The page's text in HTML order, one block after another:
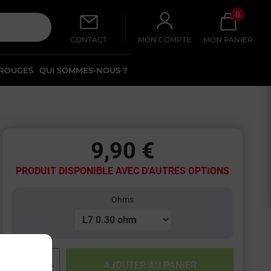
CONTACT
QUI SOMMES-NOUS ?
MON COMPTE
0
MON PANIER
9,90 €
PRODUIT DISPONIBLE AVEC D'AUTRES OPTIONS
Ohms
+ AJOUTER AU PANIER